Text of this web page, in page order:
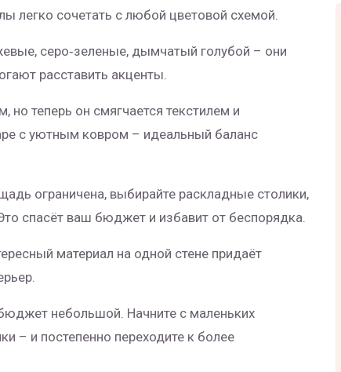
легко сочетать с любой цветовой схемой.
серо‑зеленые, дымчатый голубой – они
расставить акценты.
но теперь он смягчается текстилем и
с уютным ковром – идеальный баланс
ограничена, выбирайте раскладные столики,
спасёт ваш бюджет и избавит от беспорядка.
материал на одной стене придаёт
небольшой. Начните с маленьких
– и постепенно переходите к более